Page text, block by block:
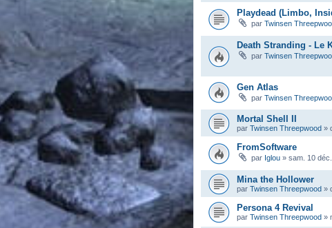
Playdead (Limbo,
par Twinsen
Death Stranding - Le
par Twinsen
Gen Atlas
par Twinsen
Mortal Shell II
par Twinsen Threepwood »
FromSoftware
par Iglou » sam. 10
Mina the Hollower
par Twinsen Threepwood »
Persona 4 Revival
par Twinsen Threepwood »